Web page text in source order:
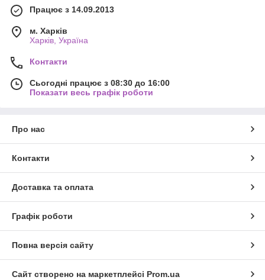
Працює з 14.09.2013
м. Харків
Харків, Україна
Контакти
Сьогодні працює з 08:30 до 16:00
Показати весь графік роботи
Про нас
Контакти
Доставка та оплата
Графік роботи
Повна версія сайту
Сайт створено на маркетплейсі Prom.ua